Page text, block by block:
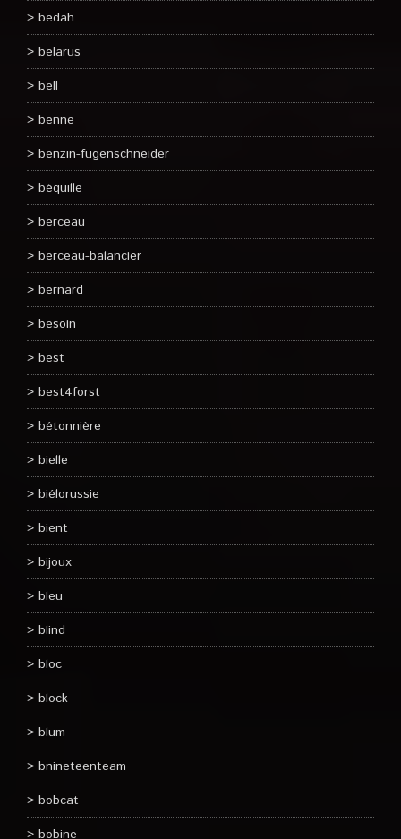
bedah
belarus
bell
benne
benzin-fugenschneider
béquille
berceau
berceau-balancier
bernard
besoin
best
best4forst
bétonnière
bielle
biélorussie
bient
bijoux
bleu
blind
bloc
block
blum
bnineteenteam
bobcat
bobine